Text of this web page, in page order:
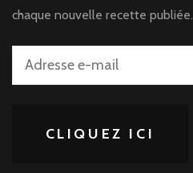
chaque nouvelle recette publiée.
Adresse
CLIQUEZ ICI